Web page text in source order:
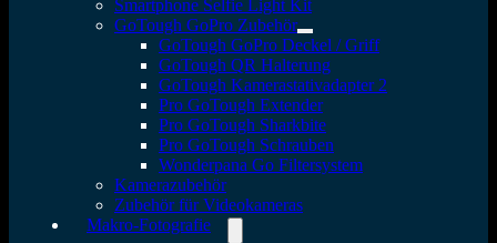
Smartphone Selfie Light Kit
GoTough GoPro Zubehör
GoTough GoPro Deckel / Griff
GoTough QR Halterung
GoTough Kamerastativadapter 2
Pro GoTough Extender
Pro GoTough Sharkbite
Pro GoTough Schrauben
Wonderpana Go Filtersystem
Kamerazubehör
Zubehör für Videokameras
Makro-Fotografie